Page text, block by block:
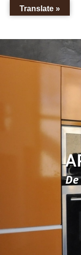
Translate »